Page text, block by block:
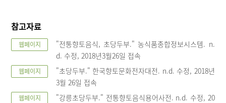
참고자료
웹페이지
"전통향토음식, 초당두부." 농식품종합정보시스템. n.
d. 수정, 2018년3월26일 접속
웹페이지
"초당두부." 한국향토문화전자대전. n.d. 수정, 2018년
3월 26일 접속
웹페이지
"강릉초당두부." 전통향토음식용어사전. n.d. 수정, 20